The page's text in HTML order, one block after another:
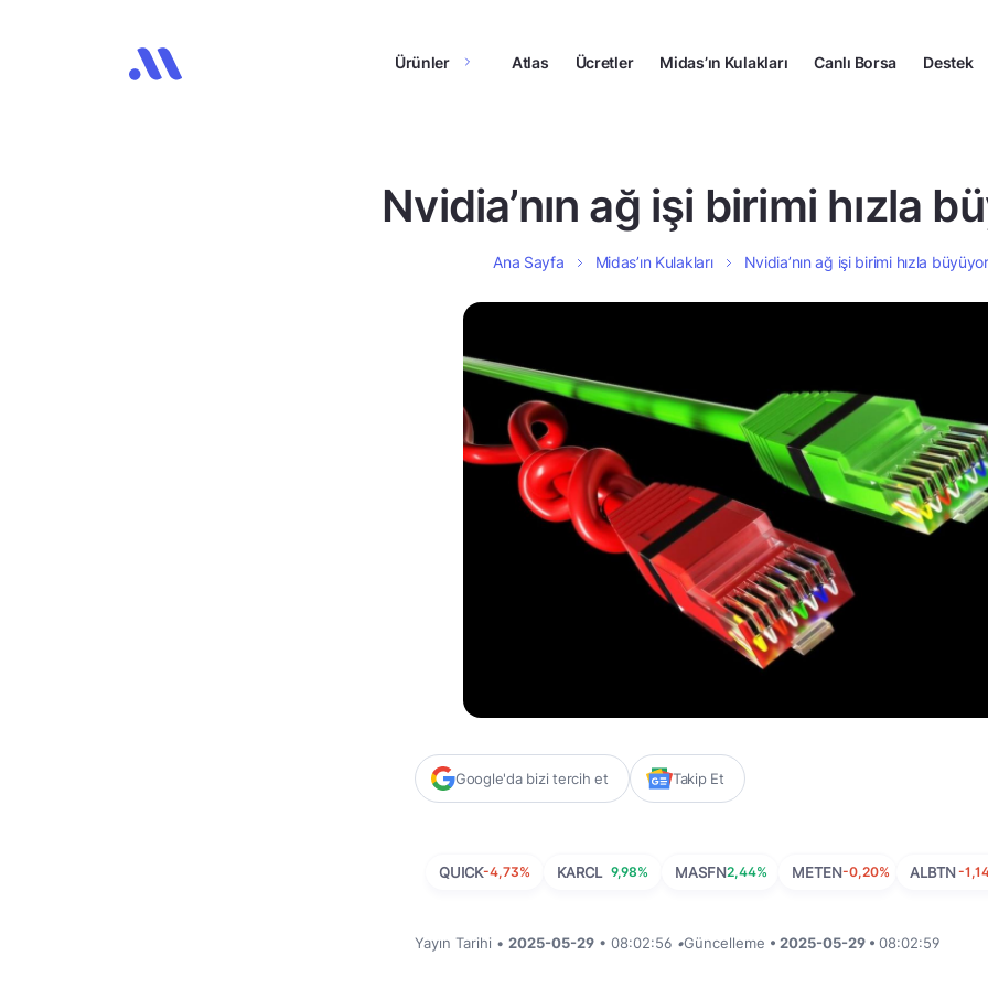
Ürünler Atlas Ücretler Midas’ın Kulakları Canlı Borsa Destek
Nvidia’nın ağ işi birimi hızla
Ana Sayfa Midas’ın Kulakları Nvidia’nın ağ işi birimi hızla büyüyor
Google'da bizi tercih et Takip Et
QUICK-4,73% KARCL 9,98% MASFN2,44% METEN-0,20% ALBTN-
Yayın Tarihi • 2025-05-29 • 08:02:56 •Güncelleme • 2025-05-29 • 08:02:59